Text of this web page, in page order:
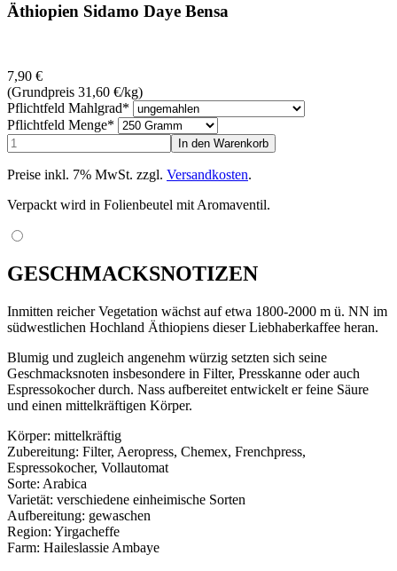
Äthiopien Sidamo Daye Bensa
7,90 €
(Grundpreis 31,60 €/kg)
Pflichtfeld Mahlgrad*
Pflichtfeld Menge*
Preise inkl. 7% MwSt. zzgl. Versandkosten.
Verpackt wird in Folienbeutel mit Aromaventil.
GESCHMACKSNOTIZEN
Inmitten reicher Vegetation wächst auf etwa 1800-2000 m ü. NN im
südwestlichen Hochland Äthiopiens dieser Liebhaberkaffee heran.
Blumig und zugleich angenehm würzig setzten sich seine
Geschmacksnoten insbesondere in Filter, Presskanne oder auch
Espressokocher durch. Nass aufbereitet entwickelt er feine Säure
und einen mittelkräftigen Körper.
Körper: mittelkräftig
Zubereitung: Filter, Aeropress, Chemex, Frenchpress,
Espressokocher, Vollautomat
Sorte: Arabica
Varietät: verschiedene einheimische Sorten
Aufbereitung: gewaschen
Region: Yirgacheffe
Farm: Haileslassie Ambaye